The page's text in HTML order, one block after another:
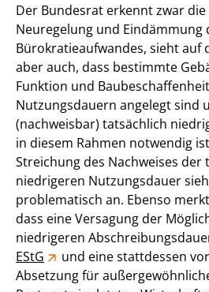
Der Bundesrat erkennt zwar
Neuregelung und Eindämmung
Bürokratieaufwandes, sieht auf
aber auch, dass bestimmte
Funktion und
Nutzungsdauern angelegt sind
(nachweisbar) tatsächlich
in diesem Rahmen notwendig
Streichung des Nachweises der
niedrigeren Nutzungsdauer
problematisch an. Ebenso
dass eine Versagung der
niedrigeren
EStG
und eine stattdessen
Absetzung für